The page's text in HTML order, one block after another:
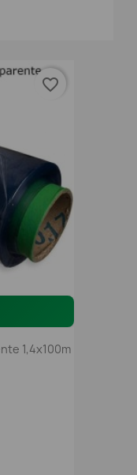
1,4x100m
favorite_border